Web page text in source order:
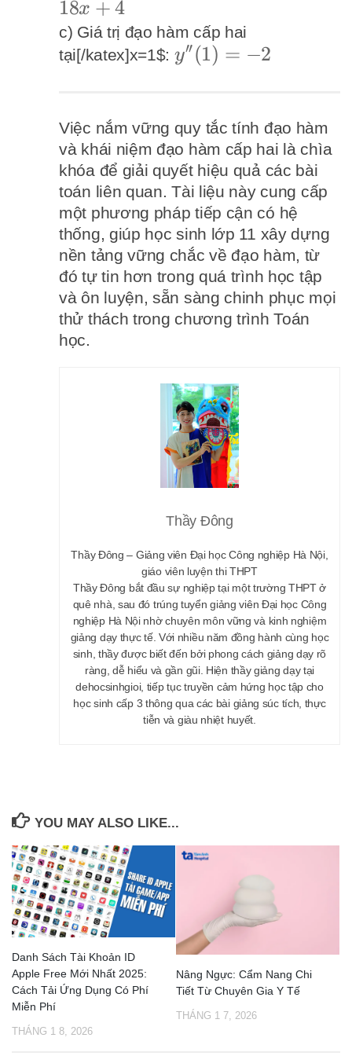
tắt kết quả
cho từng
định: a)
Đạo hàm
cấpmột:
[]y' = 4x^3
- 9x^2 +
4x
- 18x
+ 4
18x + 4
c) Giá trị đạo hàm cấp hai
tại[/katex]x=1$: y''(1)
y′′(1) = −2
Việc nắm vững quy tắc tính đạo hàm
và khái niệm đạo hàm cấp hai là chìa
khóa để giải quyết hiệu quả các bài
toán liên quan. Tài liệu này cung cấp
một phương pháp tiếp cận có hệ
thống, giúp học sinh lớp 11 xây dựng
nền tảng vững chắc về đạo hàm, từ
đó tự tin hơn trong quá trình học tập
và ôn luyện, sẵn sàng chinh phục mọi
thử thách trong chương trình Toán
học.
Thầy Đông
Thầy Đông – Giảng viên Đại học Công nghiệp Hà Nội,
giáo viên luyện thi THPT
Thầy Đông bắt đầu sự nghiệp tại một trường THPT ở
quê nhà, sau đó trúng tuyển giảng viên Đại học Công
nghiệp Hà Nội nhờ chuyên môn vững và kinh nghiệm
giảng dạy thực tế. Với nhiều năm đồng hành cùng học
sinh, thầy được biết đến bởi phong cách giảng dạy rõ
ràng, dễ hiểu và gần gũi. Hiện thầy giảng dạy tại
dehocsinhgioi, tiếp tục truyền cảm hứng học tập cho
học sinh cấp 3 thông qua các bài giảng súc tích, thực
tiễn và giàu nhiệt huyết.
YOU MAY ALSO LIKE...
Danh Sách Tài Khoản ID
Apple Free Mới Nhất 2025:
Cách Tải Ứng Dụng Có Phí
Miễn Phí
THÁNG 1 8, 2026
Nâng Ngực: Cẩm Nang Chi
Tiết Từ Chuyên Gia Y Tế
THÁNG 1 7, 2026